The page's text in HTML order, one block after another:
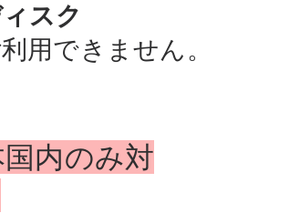
スク
用できません。
内のみ対